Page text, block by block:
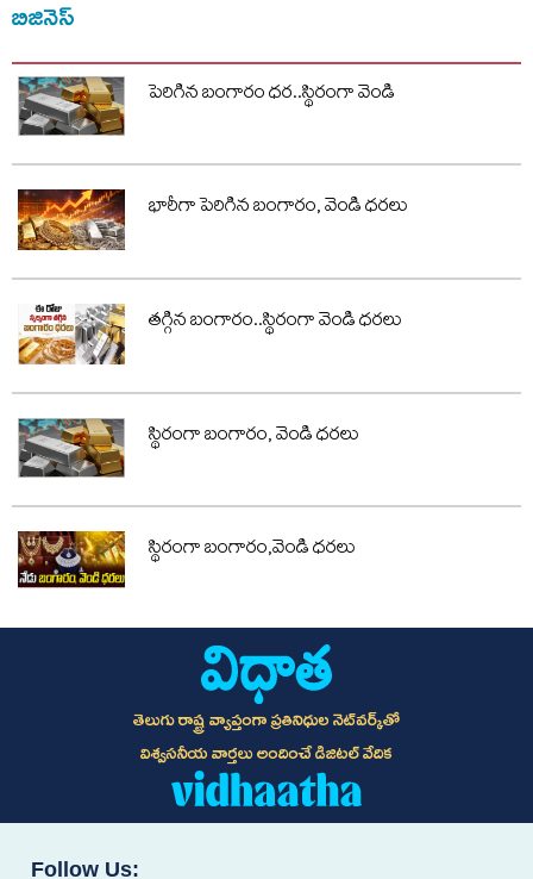
బిజినెస్
పెరిగిన బంగారం ధర..స్థిరంగా వెండి
భారీగా పెరిగిన బంగారం, వెండి ధరలు
తగ్గిన బంగారం..స్థిరంగా వెండి ధరలు
స్థిరంగా బంగారం, వెండి ధరలు
స్థిరంగా బంగారం,వెండి ధరలు
తెలుగు రాష్ట్ర వ్యాప్తంగా ప్రతినిధుల నెట్‌వర్క్‌తో
విశ్వసనీయ వార్తలు అందించే డిజిటల్ వేదిక
Follow Us: